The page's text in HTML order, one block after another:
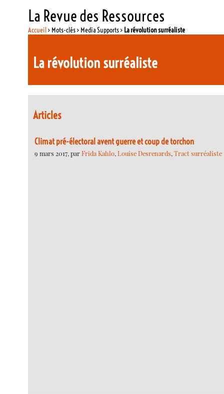
La Revue des Ressources
Accueil> Mots-clés > Media Supports > La révolution surréaliste
La révolution surréaliste
Articles
Climat pré-électoral avent guerre et coup de torchon
9 mars 2017, parFrida Kahlo,Louise Desrenards,Tract surréaliste